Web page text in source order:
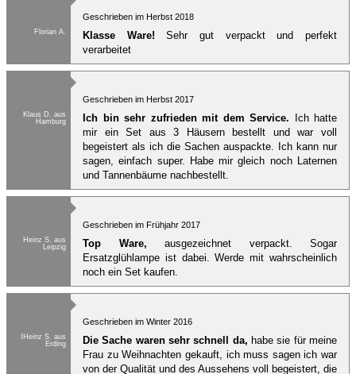
Florian A.
Geschrieben im Herbst 2018
Klasse Ware! Sehr gut verpackt und perfekt
verarbeitet
Klaus D. aus
Hamburg
Geschrieben im Herbst 2017
Ich bin sehr zufrieden mit dem Service. Ich hatte
mir ein Set aus 3 Häusern bestellt und war voll
begeistert als ich die Sachen auspackte. Ich kann nur
sagen, einfach super. Habe mir gleich noch Laternen
und Tannenbäume nachbestellt.
Heinz S. aus
Leipzig
Geschrieben im Frühjahr 2017
Top Ware, ausgezeichnet verpackt. Sogar
Ersatzglühlampe ist dabei. Werde mit wahrscheinlich
noch ein Set kaufen.
IHeinz S. aus
Erding
Geschrieben im Winter 2016
Die Sache waren sehr schnell da, habe sie für meine
Frau zu Weihnachten gekauft, ich muss sagen ich war
von der Qualität und des Aussehens voll begeistert, die